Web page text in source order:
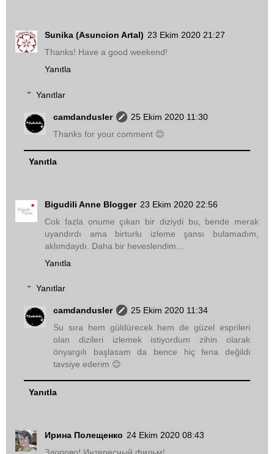
Sunika (Asuncion Artal) 23 Ekim 2020 21:27
Thanks! Have a good weekend!
Yanıtla
Yanıtlar
camdandusler
25 Ekim 2020 11:30
Thanks for your comment 😊
Yanıtla
Bigudili Anne Blogger 23 Ekim 2020 22:56
Cok fazla onume çıkan bir diziydi bu, bende merak
uyandırdı ama birturlu izleme şansı bulamadım,
aklımdaydı. Daha bir heveslendim...
Yanıtla
Yanıtlar
camdandusler
25 Ekim 2020 11:34
Su sıra hem güldürecek hem de güzel esprileri
olan dizileri izlemek istiyordum zihin olarak
önyargılı başlasam da bence hiç fena değildi
tavsiye ederim 😊
Yanıtla
Ирина Полещенко 24 Ekim 2020 08:43
Здорово! Интересный фильм!